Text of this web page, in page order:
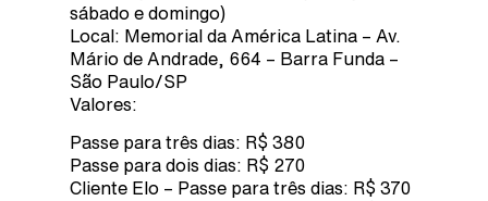
sábado e domingo)
Local: Memorial da América Latina – Av.
Mário de Andrade, 664 – Barra Funda –
São Paulo/SP
Valores:
Passe para três dias: R$ 380
Passe para dois dias: R$ 270
Cliente Elo – Passe para três dias: R$ 370